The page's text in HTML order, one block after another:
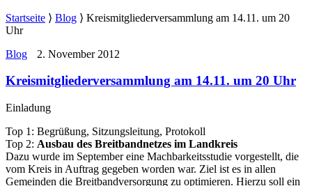
Startseite ⟩ Blog ⟩ Kreismitgliederversammlung am 14.11. um 20
Uhr
Blog
2. November 2012
Kreismitgliederversammlung am 14.11. um 20 Uhr
Einladung
Top 1: Begrüßung, Sitzungsleitung, Protokoll
Top 2: Ausbau des Breitbandnetzes im Landkreis
Dazu wurde im September eine Machbarkeitsstudie vorgestellt, die
vom Kreis in Auftrag gegeben worden war. Ziel ist es in allen
Gemeinden die Breitbandversorgung zu optimieren. Hierzu soll ein